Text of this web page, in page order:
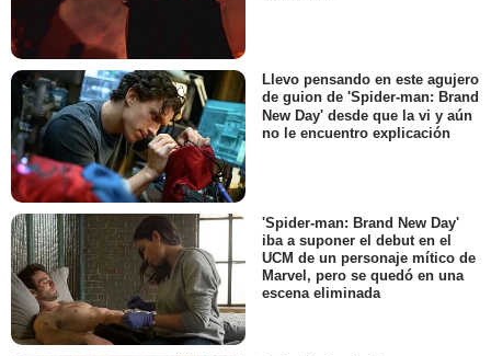
Llevo pensando en este agujero
de guion de 'Spider-man: Brand
New Day' desde que la vi y aún
no le encuentro explicación
'Spider-man: Brand New Day'
iba a suponer el debut en el
UCM de un personaje mítico de
Marvel, pero se quedó en una
escena eliminada